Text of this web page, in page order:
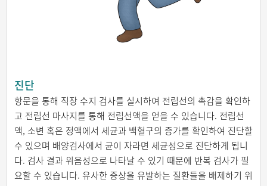
진단
항문을 통해 직장 수지 검사를 실시하여 전립선의 촉감을 확인하
고 전립선 마사지를 통해 전립선액을 얻을 수 있습니다. 전립선
액, 소변 혹은 정액에서 세균과 백혈구의 증가를 확인하여 진단할
수 있으며 배양검사에서 균이 자라면 세균성으로 진단하게 됩니
다. 검사 결과 위음성으로 나타날 수 있기 때문에 반복 검사가 필
요할 수 있습니다. 유사한 증상을 유발하는 질환들을 배제하기 위